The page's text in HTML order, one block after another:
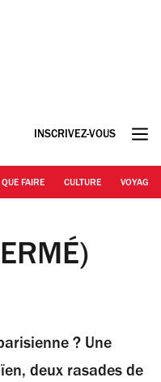
INSCRIVEZ-VOUS
QUE FAIRE CULTURE VOYAGE
? Une
deux rasades de